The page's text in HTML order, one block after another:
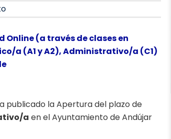
(a través de clases en
a (A1 y A2), Administrativo/a (C1)
publicado la Apertura del plazo de
a en el Ayuntamiento de Andújar